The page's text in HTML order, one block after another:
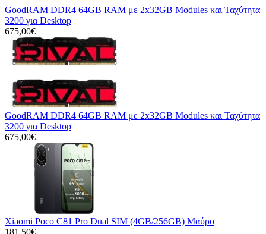
GoodRAM DDR4 64GB RAM με 2x32GB Modules και Ταχύτητα
3200 για Desktop
675,00€
GoodRAM DDR4 64GB RAM με 2x32GB Modules και Ταχύτητα
3200 για Desktop
675,00€
Xiaomi Poco C81 Pro Dual SIM (4GB/256GB) Μαύρο
181,50€